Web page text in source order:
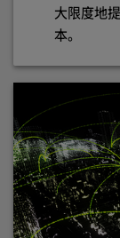
大限度地
本。